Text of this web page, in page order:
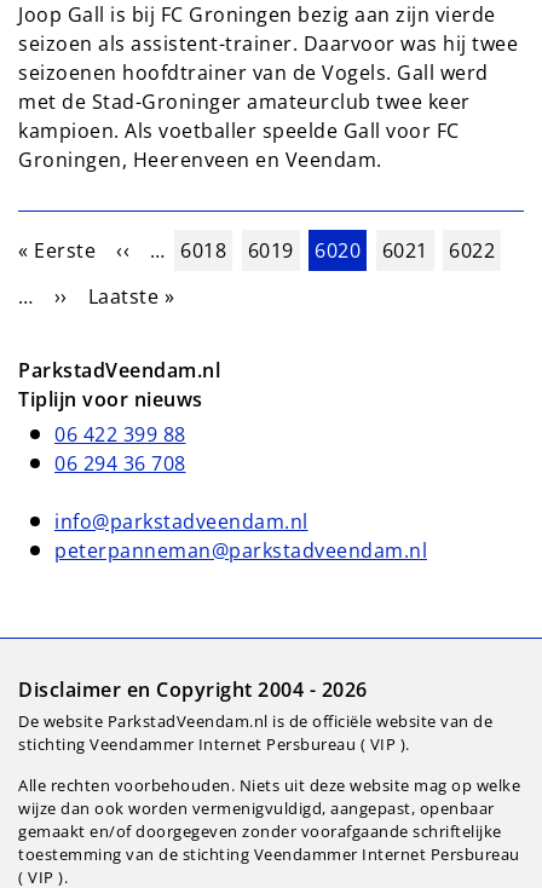
Joop Gall is bij FC Groningen bezig aan zijn vierde
seizoen als assistent-trainer. Daarvoor was hij twee
seizoenen hoofdtrainer van de Vogels. Gall werd
met de Stad-Groninger amateurclub twee keer
kampioen. Als voetballer speelde Gall voor FC
Groningen, Heerenveen en Veendam.
Paginering
Eerste pagina
« Eerste Vorige pagina
‹‹ … Pagina
6018 Pagina
6019 Huidige pagina
6020 Pagina
6021 Pagina
6022
…
Volgende pagina
›› Laatste pagina
Laatste »
ParkstadVeendam.nl
Tiplijn voor nieuws
06 422 399 88
06 294 36 708
info@parkstadveendam.nl
peterpanneman@parkstadveendam.nl
Disclaimer en Copyright 2004 - 2026
De website ParkstadVeendam.nl is de officiële website van de
stichting Veendammer Internet Persbureau ( VIP ).
Alle rechten voorbehouden. Niets uit deze website mag op welke
wijze dan ook worden vermenigvuldigd, aangepast, openbaar
gemaakt en/of doorgegeven zonder voorafgaande schriftelijke
toestemming van de stichting Veendammer Internet Persbureau
( VIP ).